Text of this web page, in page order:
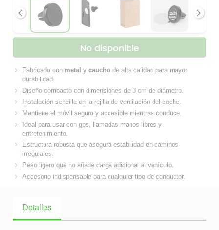
Anterior
No disponible
Fabricado con metal y cauchode alta calidad para mayor
durabilidad.
Diseño compacto con dimensiones de 3 cm de diámetro.
Instalación sencilla en la rejilla de ventilación del coche.
Mantiene el móvil seguro y accesible mientras conduce.
Ideal para usar con gps, llamadas manos libres y
entretenimiento.
Estructura robusta que asegura estabilidad en caminos
irregulares.
Peso ligero que no añade carga adicional al vehículo.
Accesorio indispensable para cualquier tipo de conductor.
Detalles